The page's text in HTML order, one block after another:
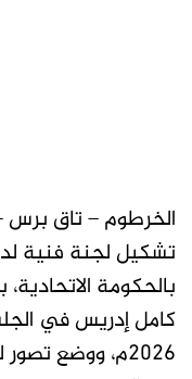
الخرطوم – تاق برس
تشكيل لجنة فنية
بالحكومة
2026م، ووضع